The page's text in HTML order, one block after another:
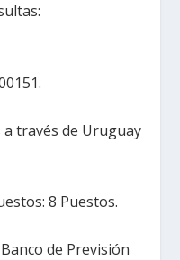
a través de Uruguay
8 Puestos.
de Previsión